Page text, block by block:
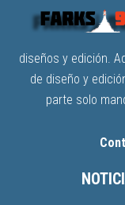
diseños y edición.
de diseño y
parte solo